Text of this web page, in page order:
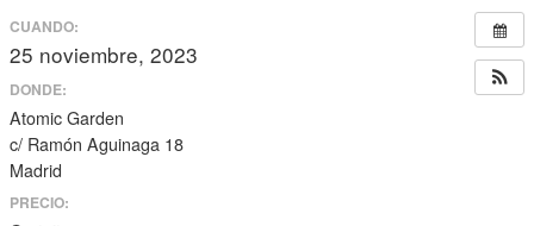
CUANDO:
25 noviembre, 2023
DONDE:
Atomic Garden
c/ Ramón Aguinaga 18
Madrid
PRECIO: